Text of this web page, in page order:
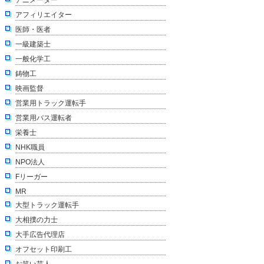
アフィリエイター
医師・医者
一級建築士
一般化学工
鋳物工
映画監督
営業用トラック運転手
営業用バス運転者
栄養士
NHK職員
NPO法人
Fリーガー
MR
大型トラック運転手
大相撲の力士
大手広告代理店
オフセット印刷工